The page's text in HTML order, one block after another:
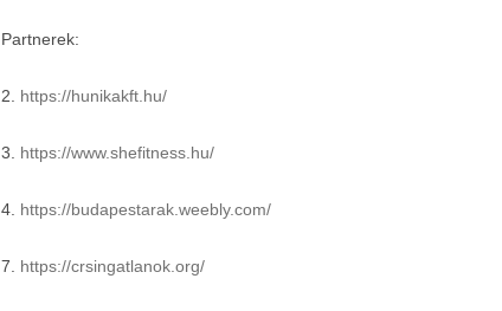
Partnerek:
2. https://hunikakft.hu/
3. https://www.shefitness.hu/
4. https://budapestarak.weebly.com/
7. https://crsingatlanok.org/